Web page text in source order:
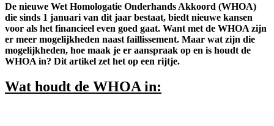
De nieuwe Wet Homologatie Onderhands Akkoord (WHOA)
die sinds 1 januari van dit jaar bestaat, biedt nieuwe kansen
voor als het financieel even goed gaat. Want met de WHOA zijn
er meer mogelijkheden naast faillissement. Maar wat zijn die
mogelijkheden, hoe maak je er aanspraak op en is houdt de
WHOA in? Dit artikel zet het op een rijtje.
Wat houdt de WHOA in: